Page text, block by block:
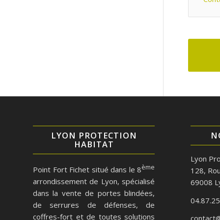
LYON PROTECTION
HABITAT
Point Fort Fichet situé dans le 8ème
arrondissement de Lyon, spécialisé
dans la vente de portes blindées,
de serrures de défenses, de
coffres-fort et de toutes solutions
Lyon
128,
69008